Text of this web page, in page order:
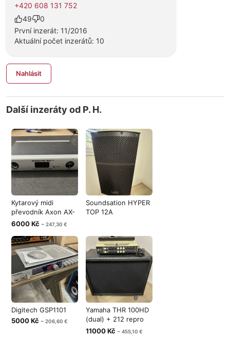
+420 608 131 752
49
0
První inzerát: 11/2016
Aktuální počet inzerátů: 10
Nahlásit
Další inzeráty od P. H.
Kytarový midi
převodník Axon AX-
50
6000 Kč ~ 247,30 €
Soundsation HYPER
TOP 12A
Digitech GSP1101
5000 Kč ~ 206,60 €
Yamaha THR 100HD
(dual) + 212 repro
G12H-100
11000 Kč ~ 455,10 €